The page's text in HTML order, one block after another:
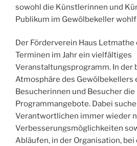
sowohl die Künstlerinnen und
Publikum im Gewölbekeller
Der Förderverein Haus Letmathe
Terminen im Jahr ein vielfältiges
Veranstaltungsprogramm. In der
Atmosphäre des Gewölbekellers
Besucherinnen und Besucher
Programmangebote. Dabei
Verantwortlichen immer wieder
Verbesserungsmöglichkeiten
Abläufen, in der Organisation,